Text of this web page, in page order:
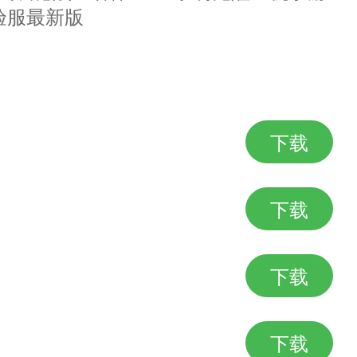
决
服最新版
下载
下载
下载
下载